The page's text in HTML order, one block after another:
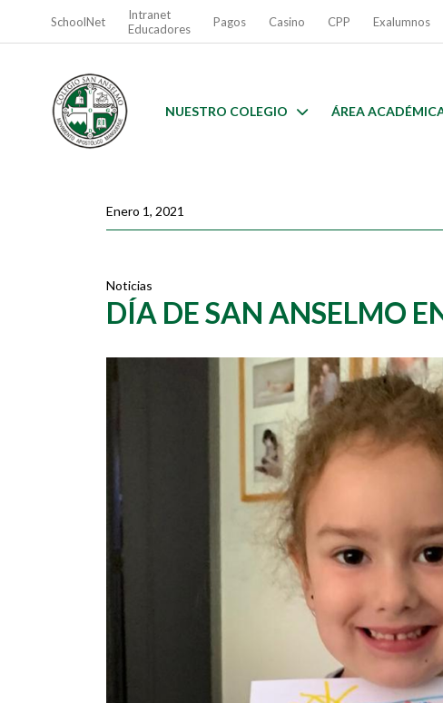
SchoolNet
Intranet
Educadores
Pagos Casino CPP Exalumnos
NUESTRO COLEGIO ÁREA
Enero 1, 2021
Noticias
DÍA DE SAN ANSELMO